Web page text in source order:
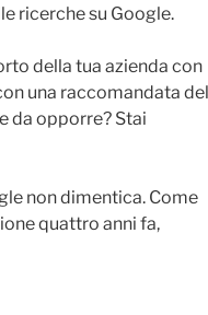
ricerche su Google.
della tua azienda con
una raccomandata del
da opporre? Stai
non dimentica. Come
quattro anni fa,